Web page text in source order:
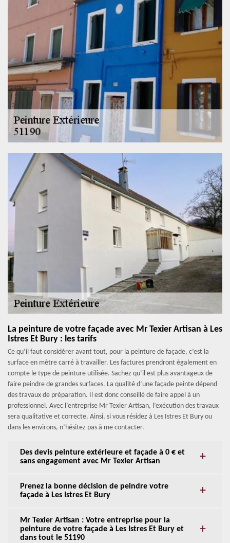
La peinture de votre façade avec Mr Texier Artisan à Les
Istres Et Bury : les tarifs
Ce qu’il faut considérer avant tout, pour la peinture de façade, c’est la
surface en mètre carré à travailler. Les factures prendront également en
compte le type de peinture utilisée. Sachez qu’il est plus avantageux de
faire peindre de grandes surfaces. La qualité d’une façade peinte dépend
des travaux de préparation. Il est donc conseillé de faire appel à un
professionnel. Avec l’entreprise Mr Texier Artisan, l’exécution des travaux
sera qualitative et correcte. Ainsi, si vous résidez à Les Istres Et Bury ou
dans les environs, n’hésitez pas à me contacter.
Des devis peinture extérieure et façade à 0 € et
sans engagement avec Mr Texier Artisan
Prenez la bonne décision de peindre votre
façade à Les Istres Et Bury
Mr Texier Artisan : Votre entreprise pour la
peinture de votre façade à Les Istres Et Bury et
dans tout le 51190